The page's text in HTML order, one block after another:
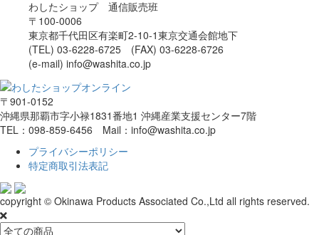
わしたショップ 通信販売班
〒100-0006
東京都千代田区有楽町2-10-1東京交通会館地下
(TEL) 03-6228-6725 (FAX) 03-6228-6726
(e-mail) info@washita.co.jp
〒901-0152
沖縄県那覇市字小禄1831番地1 沖縄産業支援センター7階
TEL：098-859-6456 Mail：info@washita.co.jp
プライバシーポリシー
特定商取引法表記
copyright © Okinawa Products Associated Co.,Ltd all rights reserved.